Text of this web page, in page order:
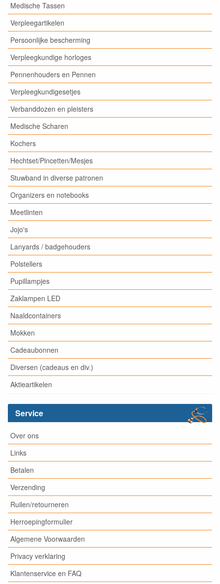
Medische Tassen
Verpleegartikelen
Persoonlijke bescherming
Verpleegkundige horloges
Pennenhouders en Pennen
Verpleegkundigesetjes
Verbanddozen en pleisters
Medische Scharen
Kochers
Hechtset/Pincetten/Mesjes
Stuwband in diverse patronen
Organizers en notebooks
Meetlinten
Jojo's
Lanyards / badgehouders
Polstellers
Pupillampjes
Zaklampen LED
Naaldcontainers
Mokken
Cadeaubonnen
Diversen (cadeaus en div.)
Aktieartikelen
Service
Over ons
Links
Betalen
Verzending
Ruilen/retourneren
Herroepingformulier
Algemene Voorwaarden
Privacy verklaring
Klantenservice en FAQ